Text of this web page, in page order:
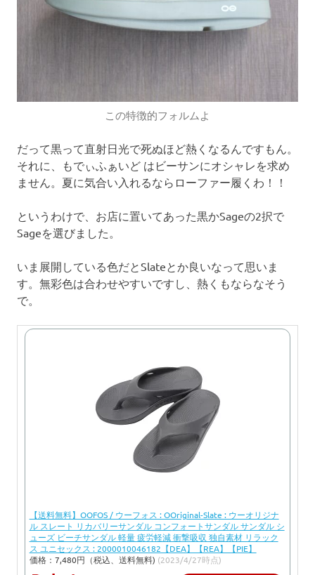
この特徴的フォルムよ
だって黒って直射日光で死ぬほど熱くなるんですもん。
それに、もでぃふぁいど はビーサンにオシャレを求め
ません。夏に気合い入れるならローファー履くわ！！
というわけで、お店に置いてあった黒かSageの2択で
Sageを選びました。
いま展開している色だとSlateとか良いなって思いま
す。無彩色は合わせやすいですし、熱くもならなそう
で。
【送料無料】OOFOS / ウーフォス : OOriginal-Slate : ウーオリジナ
ル スレート リカバリーサンダル コンフォートサンダル サンダル シ
ューズ ビーチサンダル 軽量 疲労軽減 衝撃吸収 独自素材 リラック
ス ユニセックス : 2000010046182【DEA】【REA】【PIE】
価格：7,480円（税込、送料無料) (2023/4/27時点)